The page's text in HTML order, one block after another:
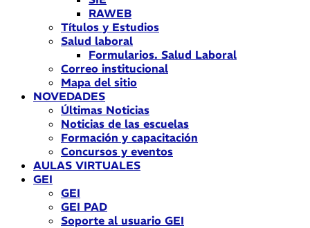
RAWEB
Títulos y Estudios
Salud laboral
Formularios. Salud Laboral
Correo institucional
Mapa del sitio
NOVEDADES
Últimas Noticias
Noticias de las escuelas
Formación y capacitación
Concursos y eventos
AULAS VIRTUALES
GEI
GEI
GEI PAD
Soporte al usuario GEI